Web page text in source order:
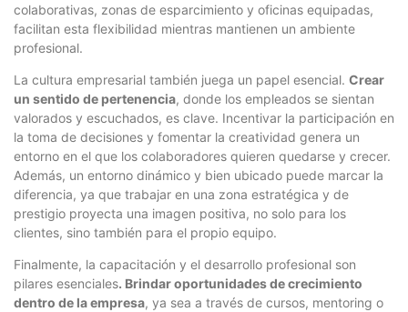
colaborativas, zonas de esparcimiento y oficinas equipadas,
facilitan esta flexibilidad mientras mantienen un ambiente
profesional.
La cultura empresarial también juega un papel esencial. Crear
un sentido de pertenencia, donde los empleados se sientan
valorados y escuchados, es clave. Incentivar la participación en
la toma de decisiones y fomentar la creatividad genera un
entorno en el que los colaboradores quieren quedarse y crecer.
Además, un entorno dinámico y bien ubicado puede marcar la
diferencia, ya que trabajar en una zona estratégica y de
prestigio proyecta una imagen positiva, no solo para los
clientes, sino también para el propio equipo.
Finalmente, la capacitación y el desarrollo profesional son
pilares esenciales. Brindar oportunidades de crecimiento
dentro de la empresa, ya sea a través de cursos, mentoring o